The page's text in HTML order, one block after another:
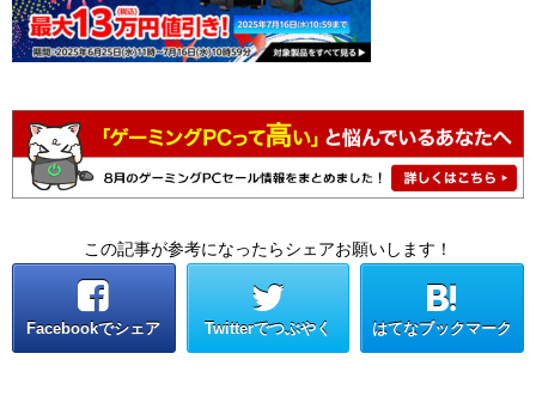
この記事が参考になったらシェアお願いします！
Facebookでシェア Twitterでつぶやく はてなブックマーク